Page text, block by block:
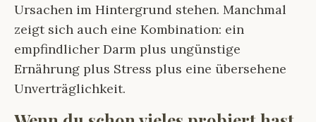
Ursachen im Hintergrund stehen. Manchmal
zeigt sich auch eine Kombination: ein
empfindlicher Darm plus ungünstige
Ernährung plus Stress plus eine übersehene
Unverträglichkeit.